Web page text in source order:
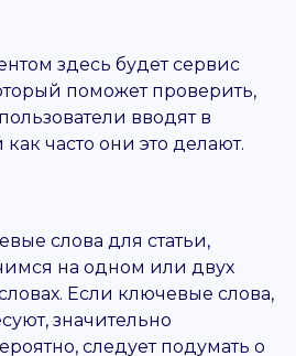
здесь будет сервис
поможет проверить,
вводят в
часто они это делают.
слова для статьи,
на одном или двух
Если ключевые слова,
значительно
следует подумать о